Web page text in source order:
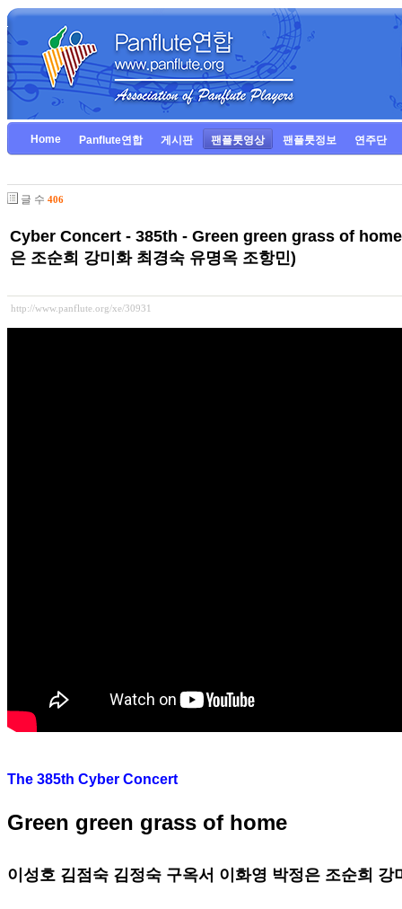
Home Panflute연합 게시판 팬플룻영상 팬플룻정보 연주단
글 수 406
Cyber Concert - 385th - Green green grass of
은 조순희 강미화 최경숙 유명옥 조항민)
http://www.panflute.org/xe/30931
The 385th Cyber Concert
Green green grass of home
이성호 김점숙 김정숙 구옥서 이화영 박정은 조순희 강